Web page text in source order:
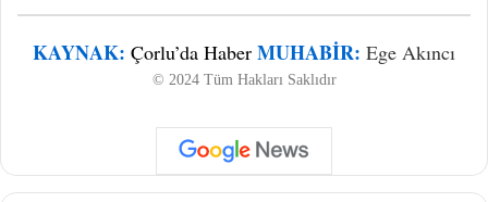
KAYNAK: Çorlu’da Haber MUHABIR: Ege Akıncı
© 2024 Tüm Hakları Saklıdır